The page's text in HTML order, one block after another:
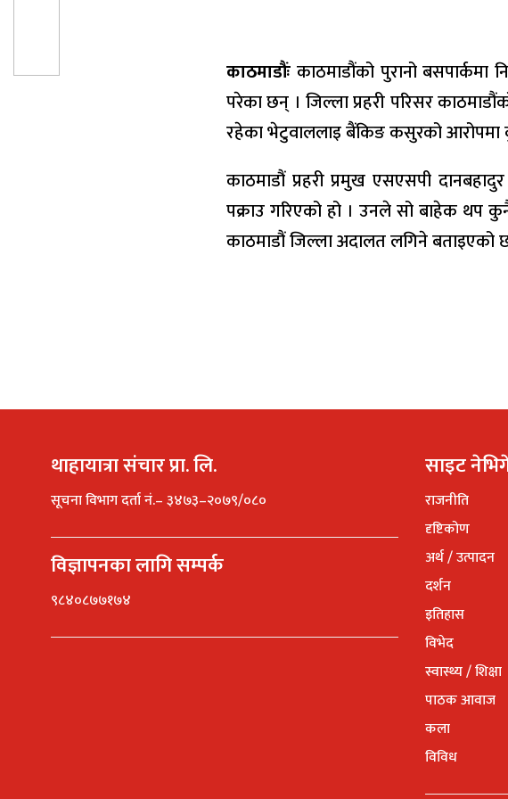
काठमाडौंः काठमाडौंको पुरानो बसपार्कमा
परेका छन् । जिल्ला प्रहरी परिसर
रहेका भेटुवाललाइ बैंकिङ कसुरको आरोपमा
काठमाडौं प्रहरी प्रमुख एसएसपी
पक्राउ गरिएको हो । उनले सो बाहेक थप
काठमाडौं जिल्ला अदालत लगिने बताइएको
थाहायात्रा संचार प्रा. लि.
सूचना विभाग दर्ता नं.– ३४७३–२०७९/०८०
विज्ञापनका लागि सम्पर्क
९८४०८७७१७४
साइट
राजनीति
दृष्टिकोण
अर्थ / उत्पादन
दर्शन
इतिहास
विभेद
स्वास्थ्य / शिक्षा
पाठक आवाज
कला
विविध